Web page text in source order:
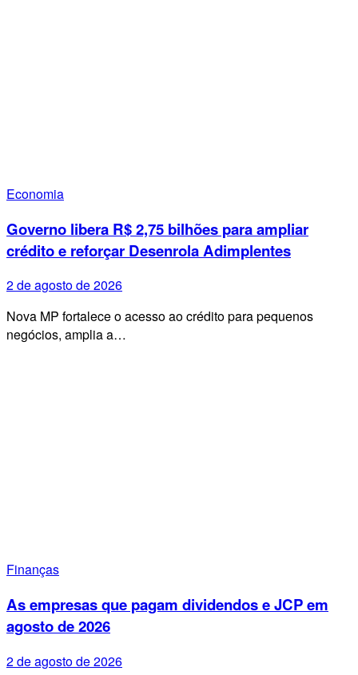
Economia
Governo libera R$ 2,75 bilhões para ampliar
crédito e reforçar Desenrola Adimplentes
2 de agosto de 2026
Nova MP fortalece o acesso ao crédito para pequenos
negócios, amplia a…
Finanças
As empresas que pagam dividendos e JCP em
agosto de 2026
2 de agosto de 2026